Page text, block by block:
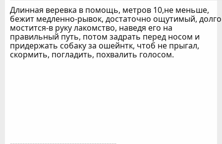
Длинная веревка в помощь, метров 10,не меньше,
бежит медленно-рывок, достаточно ощутимый, долго
мостится-в руку лакомство, наведя его на
правильный путь, потом задрать перед носом и
придержать собаку за ошейнтк, чтоб не прыгал,
скормить, погладить, похвалить голосом.